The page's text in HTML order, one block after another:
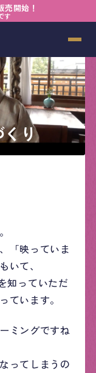
売開始！
す
くり
「映っていま
いて、
知っていただ
ています。
ミングですね
ってしまうの